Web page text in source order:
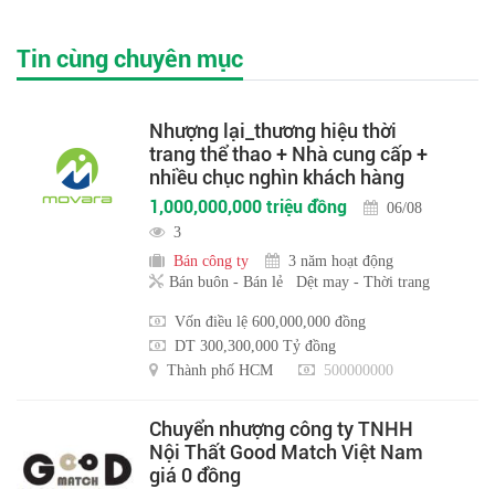
Tin cùng chuyên mục
Nhượng lại_thương hiệu thời
trang thể thao + Nhà cung cấp +
nhiều chục nghìn khách hàng
1,000,000,000 triệu đồng
06/08
3
Bán công ty
3 năm hoạt động
Bán buôn - Bán lẻ
Dệt may - Thời trang
Vốn điều lệ 600,000,000 đồng
DT 300,300,000 Tỷ đồng
Thành phố HCM
500000000
Chuyển nhượng công ty TNHH
Nội Thất Good Match Việt Nam
giá 0 đồng